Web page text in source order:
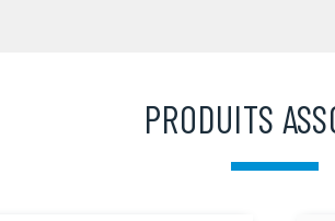
PRODUITS